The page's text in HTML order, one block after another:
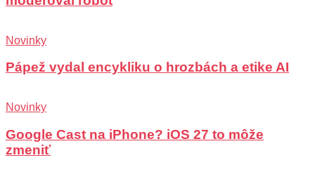
Novinky
Pápež vydal encykliku o hrozbách a etike AI
Novinky
Google Cast na iPhone? iOS 27 to môže
zmeniť